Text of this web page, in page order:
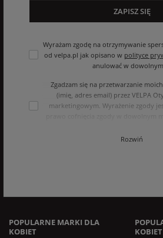
Wyrażam zgodę na otrzymywanie
od velpa.pl jak opisano w polityce
anulować w
Zgadzam się na przetwarzanie
(imię, adres email) przez VELPA
marketingowym. Wyrażenie zgody
podstawie zgody przed jejRozwiń
ZAPISZ SIĘ
POPULARNE MARKI DLA
KOBIET
KOBIET